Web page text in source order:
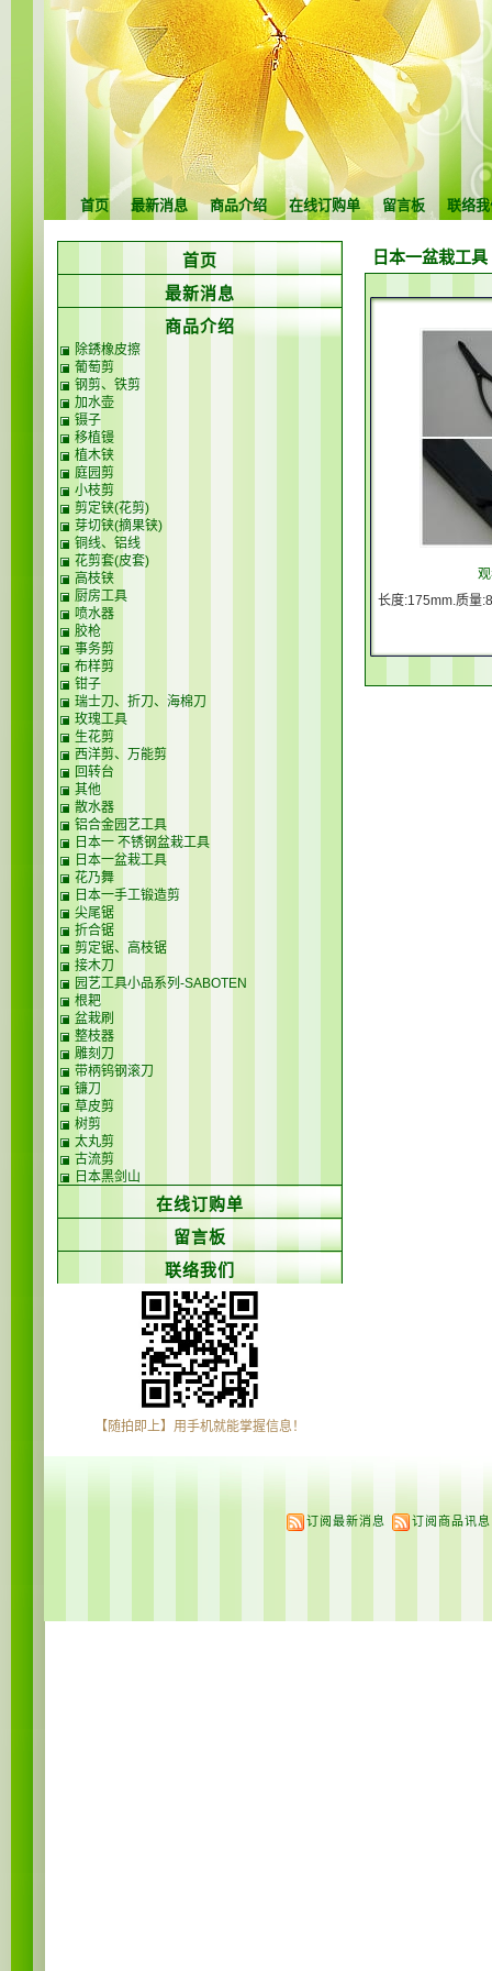
首页 最新消息 商品介绍 在线订购单 留言板 联络
日本一盆栽工具
长度:175mm.质量
首页
最新消息
商品介绍
除銹橡皮擦
葡萄剪
钢剪、铁剪
加水壶
镊子
移植镘
植木铗
庭园剪
小枝剪
剪定铗(花剪)
芽切铗(摘果铗)
铜线、铝线
花剪套(皮套)
高枝铗
厨房工具
喷水器
胶枪
事务剪
布样剪
钳子
瑞士刀、折刀、海棉刀
玫瑰工具
生花剪
西洋剪、万能剪
回转台
其他
散水器
铝合金园艺工具
日本一 不锈钢盆栽工具
日本一盆栽工具
花乃舞
日本一手工锻造剪
尖尾锯
折合锯
剪定锯、高枝锯
接木刀
园艺工具小品系列-SABOTEN
根耙
盆栽刷
整枝器
雕刻刀
带柄钨钢滚刀
镰刀
草皮剪
树剪
太丸剪
古流剪
日本黑剑山
在线订购单
留言板
联络我们
【随拍即上】用手机就能掌握信息！
订阅最新消息 订阅商品讯息